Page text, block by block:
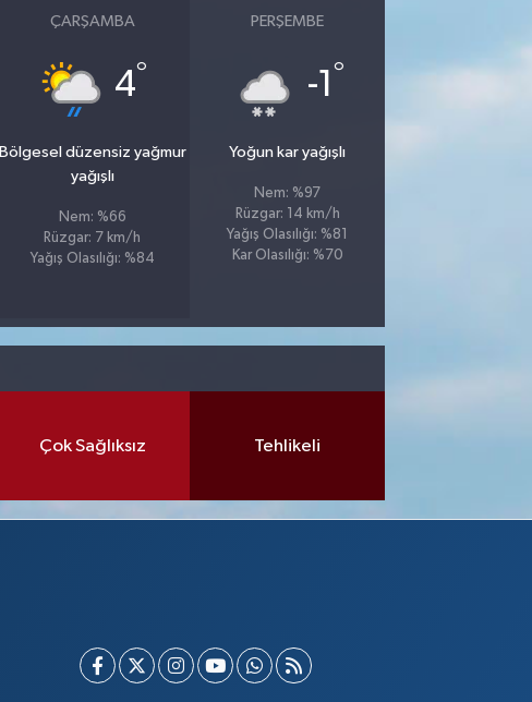
ÇARŞAMBA
4°
Bölgesel düzensiz yağmur
yağışlı
Nem: %66
Rüzgar: 7 km/h
Yağış Olasılığı: %84
PERŞEMBE
-1 °
Yoğun kar yağışlı
Nem: %97
Rüzgar: 14 km/h
Yağış Olasılığı: %81
Kar Olasılığı: %70
Çok Sağlıksız Tehlikeli